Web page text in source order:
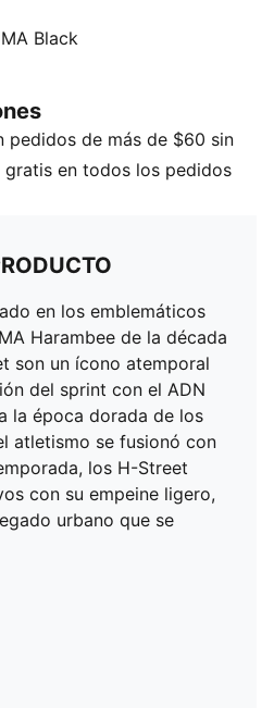
de la década de 2000, los
que fusiona la
ADN urbano. Se remonta a
streetwear. Esta
de los archivos con
bajo y un legado urbano
el empeine
Black
pedidos de más de $60 sin
en todos los pedidos
en los emblemáticos
Harambee de la década
son un ícono atemporal
del sprint con el ADN
la época dorada de los
atletismo se fusionó con
los H-Street
con su empeine ligero,
urbano que se